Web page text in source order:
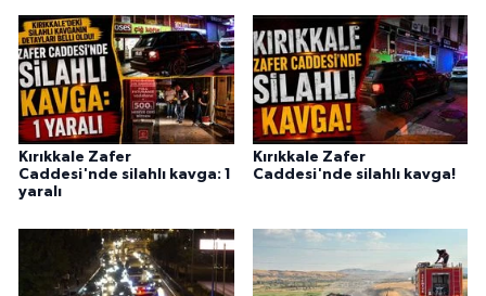
Kırıkkale Zafer
Caddesi'nde silahlı kavga: 1
yaralı
Kırıkkale Zafer
Caddesi'nde silahlı kavga!